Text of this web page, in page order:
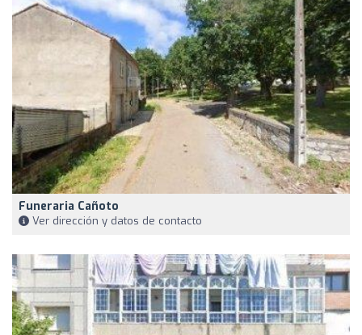
Funeraria Cañoto
Ver dirección y datos de contacto